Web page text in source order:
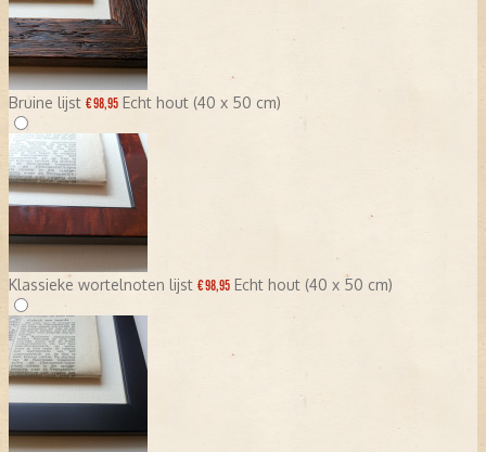
Bruine lijst € 98,95 Echt hout (40 x 50 cm)
Klassieke wortelnoten lijst € 98,95 Echt hout (40 x 50 cm)